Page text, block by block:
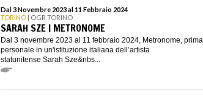
Dal 3 Novembre 2023 al 11 Febbraio 2024
TORINO | OGR TORINO
SARAH SZE | METRONOME
Dal 3 novembre 2023 al 11 febbraio 2024, Metronome, prima
personale in un'istituzione italiana dell’artista
statunitense Sarah Sze&nbs...